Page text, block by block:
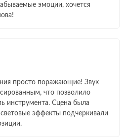
эмоции, хочется
просто поражающие! Звук
что позволило
инструмента. Сцена была
эффекты подчеркивали